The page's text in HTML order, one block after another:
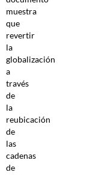
muestra
que
revertir
la
globalización
a
través
de
la
reubicación
de
las
cadenas
de